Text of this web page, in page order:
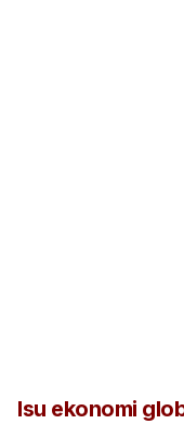
Isu ekonomi